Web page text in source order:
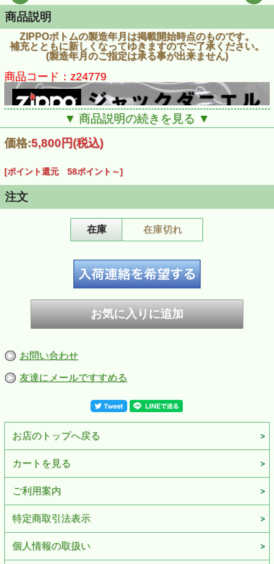
商品説明
ZIPPOボトムの製造年月は掲載開始時点のものです。
補充とともに新しくなってゆきますのでご了承ください。
(製造年月のご指定は承る事が出来ません)
商品コード：z24779
ZIPPO/ジャックダニエルジッポー
1866年に登録されたアメリカ最古の蒸留所、ジャックダニ
エル。最も有名といっても過言ではないOld No. 7 Labelを
ZIPPOに再現しています。
■仕様：シルバーバレル仕上げ、裏面無地、プリント加工
ZIPPO専用箱、ZIPPO社永久保証書
■ケース：レギュラーケース
※お客様のご利用のブラウザの環境により商品の色合いが実
際のものと多少異なる場合が御座いますので、予めご了承く
ださい。
▼ 商品説明の続きを見る ▼
価格:5,800円(税込)
[ポイント還元 58ポイント～]
注文
在庫 在庫切れ
お問い合わせ
友達にメールですすめる
お店のトップへ戻る
カートを見る
ご利用案内
特定商取引法表示
個人情報の取扱い